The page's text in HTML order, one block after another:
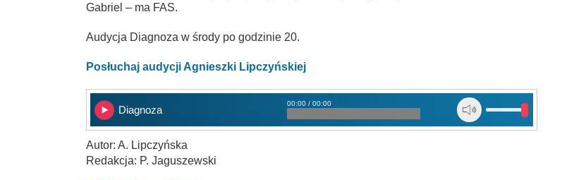
Gabriel – ma FAS.
Audycja Diagnoza w środy po godzinie 20.
Posłuchaj audycji Agnieszki Lipczyńskiej
Diagnoza
00:00 / 00:00
Autor: A. Lipczyńska
Redakcja: P. Jaguszewski